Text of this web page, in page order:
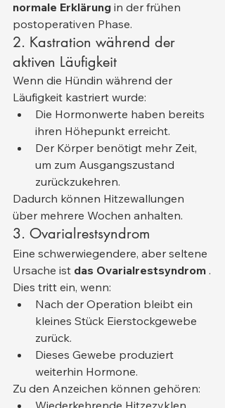
normale Erklärung in der frühen
postoperativen Phase.
2. Kastration während der
aktiven Läufigkeit
Wenn die Hündin während der
Läufigkeit kastriert wurde:
Die Hormonwerte haben bereits
ihren Höhepunkt erreicht.
Der Körper benötigt mehr Zeit,
um zum Ausgangszustand
zurückzukehren.
Dadurch können Hitzewallungen
über mehrere Wochen anhalten.
3. Ovarialrestsyndrom
Eine schwerwiegendere, aber seltene
Ursache ist das Ovarialrestsyndrom .
Dies tritt ein, wenn:
Nach der Operation bleibt ein
kleines Stück Eierstockgewebe
zurück.
Dieses Gewebe produziert
weiterhin Hormone.
Zu den Anzeichen können gehören:
Wiederkehrende Hitzezyklen